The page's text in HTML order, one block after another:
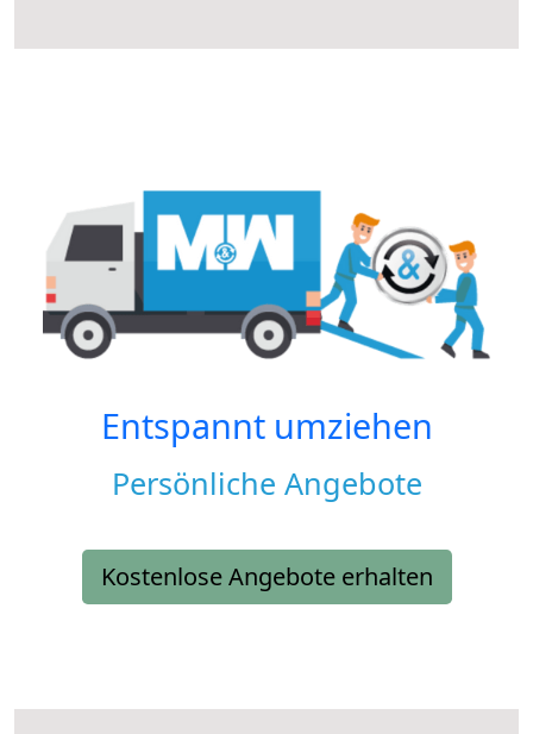
Entspannt umziehen
Persönliche Angebote
Kostenlose Angebote erhalten